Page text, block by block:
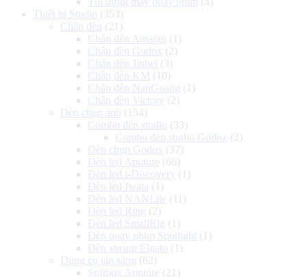
Thiết bị Studio (353)
Chân đèn
(21)
Chân đèn Amaran
(1)
Chân đèn Godox (2)
Chân đèn Jinbei (3)
Chân đèn KM (10)
Chân đèn NanGuang (1)
Chân đèn Victory (2)
Đèn chụp ảnh
(154)
Combo đèn studio (33)
Combo đèn studio Godox (2)
Đèn chụp Godox (37)
Đèn led Aputure (66)
Đèn led i-Discovery (1)
Đèn led Iwata (1)
Đèn led NANLite (11)
Đèn led Ring (2)
Đèn led SmallRig (1)
Đèn quay phim Spotlight (1)
Đèn stream Elgato (1)
Dụng cụ tản sáng (62)
Softbox Aputure (21)